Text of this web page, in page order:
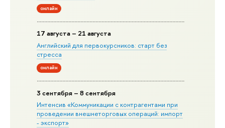
онлайн
17 августа – 21 августа
Английский для первокурсников: старт без
стресса
онлайн
3 сентября – 8 сентября
Интенсив «Коммуникации с контрагентами при
проведении внешнеторговых операций: импорт
- экспорт»